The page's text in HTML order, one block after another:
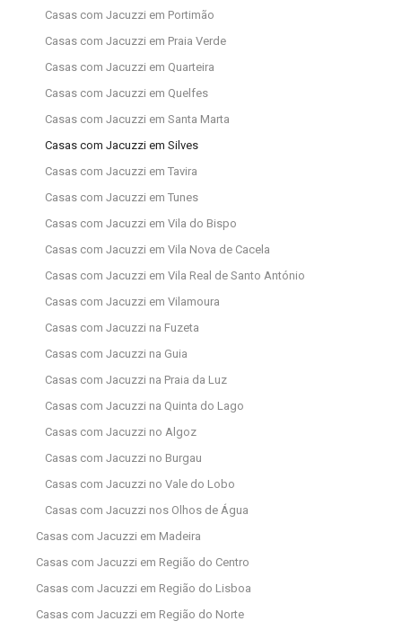
Casas com Jacuzzi em Portimão
Casas com Jacuzzi em Praia Verde
Casas com Jacuzzi em Quarteira
Casas com Jacuzzi em Quelfes
Casas com Jacuzzi em Santa Marta
Casas com Jacuzzi em Silves
Casas com Jacuzzi em Tavira
Casas com Jacuzzi em Tunes
Casas com Jacuzzi em Vila do Bispo
Casas com Jacuzzi em Vila Nova de Cacela
Casas com Jacuzzi em Vila Real de Santo António
Casas com Jacuzzi em Vilamoura
Casas com Jacuzzi na Fuzeta
Casas com Jacuzzi na Guia
Casas com Jacuzzi na Praia da Luz
Casas com Jacuzzi na Quinta do Lago
Casas com Jacuzzi no Algoz
Casas com Jacuzzi no Burgau
Casas com Jacuzzi no Vale do Lobo
Casas com Jacuzzi nos Olhos de Água
Casas com Jacuzzi em Madeira
Casas com Jacuzzi em Região do Centro
Casas com Jacuzzi em Região do Lisboa
Casas com Jacuzzi em Região do Norte